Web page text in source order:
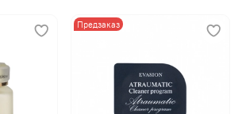
Предзаказ